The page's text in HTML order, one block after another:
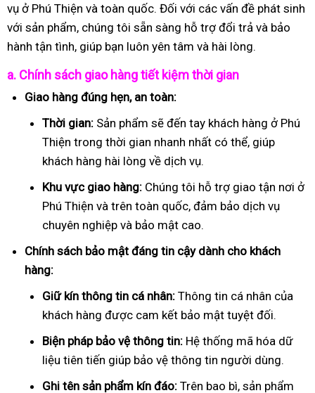
vụ ở Phú Thiện và toàn quốc. Đối với các vấn đề phát sinh
với sản phẩm, chúng tôi sẵn sàng hỗ trợ đổi trả và bảo
hành tận tình, giúp bạn luôn yên tâm và hài lòng.
a. Chính sách giao hàng tiết kiệm thời gian
Giao hàng đúng hẹn, an toàn:
Thời gian: Sản phẩm sẽ đến tay khách hàng ở Phú
Thiện trong thời gian nhanh nhất có thể, giúp
khách hàng hài lòng về dịch vụ.
Khu vực giao hàng: Chúng tôi hỗ trợ giao tận nơi ở
Phú Thiện và trên toàn quốc, đảm bảo dịch vụ
chuyên nghiệp và bảo mật cao.
Chính sách bảo mật đáng tin cậy dành cho khách
hàng:
Giữ kín thông tin cá nhân: Thông tin cá nhân của
khách hàng được cam kết bảo mật tuyệt đối.
Biện pháp bảo vệ thông tin: Hệ thống mã hóa dữ
liệu tiên tiến giúp bảo vệ thông tin người dùng.
Ghi tên sản phẩm kín đáo: Trên bao bì, sản phẩm